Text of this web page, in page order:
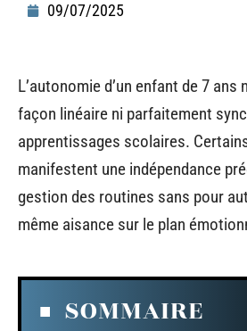
09/07/2025
L’autonomie d’un enfant de 7 ans
façon linéaire ni parfaitement
apprentissages scolaires.
manifestent une indépendance
gestion des routines sans pour
même aisance sur le plan
SOMMAIRE